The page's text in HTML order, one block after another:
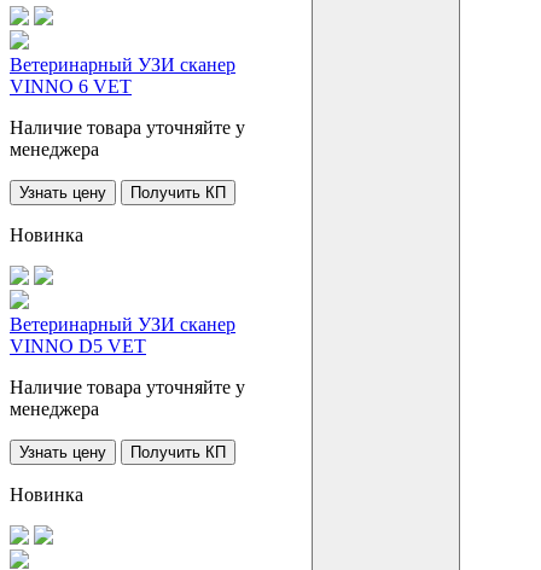
Ветеринарный УЗИ сканер
VINNO 6 VET
Наличие товара уточняйте у
менеджера
Узнать цену Получить КП
Новинка
Ветеринарный УЗИ сканер
VINNO D5 VET
Наличие товара уточняйте у
менеджера
Узнать цену Получить КП
Новинка